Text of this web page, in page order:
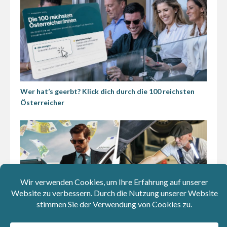
Wer hat’s geerbt? Klick dich durch die 100 reichsten
Österreicher